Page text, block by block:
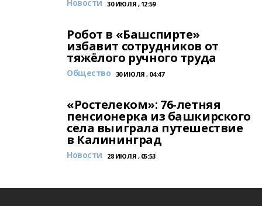
Новости 30 ИЮЛЯ , 12:59
Робот в «Башспирте»
избавит сотрудников от
тяжёлого ручного труда
Общество 30 ИЮЛЯ , 04:47
«Ростелеком»: 76-летняя
пенсионерка из башкирского
села выиграла путешествие
в Калининград
Новости 28 ИЮЛЯ , 05:53